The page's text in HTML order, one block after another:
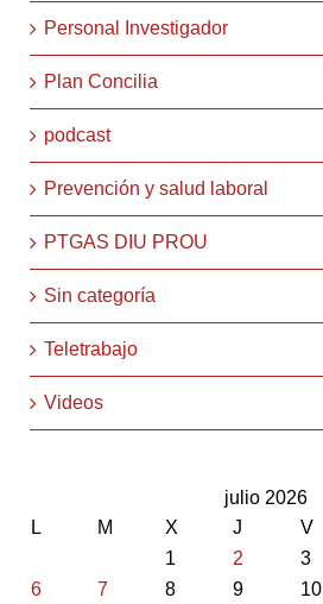
Personal Investigador
Plan Concilia
podcast
Prevención y salud laboral
PTGAS DIU PROU
Sin categoría
Teletrabajo
Videos
julio 2026
L
M X J V
1
2 3
6
7 8 9 10